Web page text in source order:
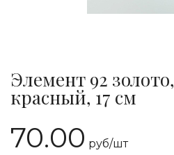
Элемент 92 золото,
красный, 17 см
70.00 руб/шт